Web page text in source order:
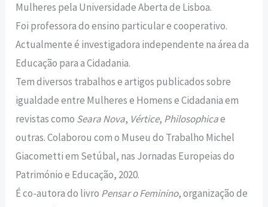
Mulheres pela Universidade Aberta de Lisboa.
Foi professora do ensino particular e cooperativo.
Actualmente é investigadora independente na área da
Educação para a Cidadania.
Tem diversos trabalhos e artigos publicados sobre
igualdade entre Mulheres e Homens e Cidadania em
revistas como Seara Nova, Vértice, Philosophicae
outras. Colaborou com o Museu do Trabalho Michel
Giacometti em Setúbal, nas Jornadas Europeias do
Património e Educação, 2020.
É co-autora do livro Pensar o Feminino, organização de